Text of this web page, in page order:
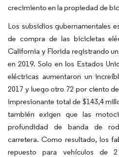
crecimiento en la propiedad de
Los subsidios gubernamentales
de compra de las bicicletas
California y Florida registrando
en 2019. Solo en los Estados
eléctricas aumentaron un
2017 y luego otro 72 por ciento
impresionante total de $143,4
también exigen que las
profundidad de banda de
carretera. Como resultado, los
repuesto para vehículos de